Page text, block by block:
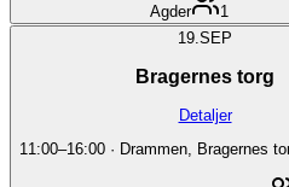
Agder
1
19. SEP
Bragernes torg
Detaljer
11:00–16:00 · Drammen, Bragernes